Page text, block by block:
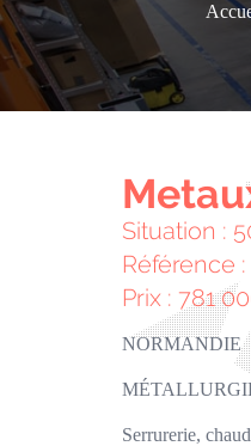
Situation :
Référence :
Prix : 781
NORMANDIE
Serrurerie,